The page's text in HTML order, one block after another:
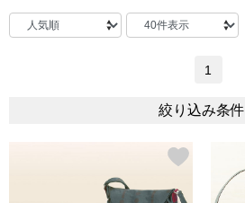
ダーウェア
1
絞り込み条件